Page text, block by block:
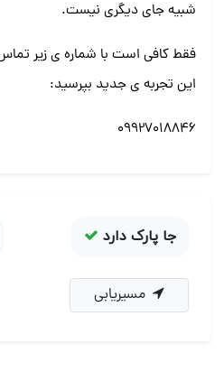
شبیه جای دیگری نیست.
فقط کافی است با شماره ی زیر تماس
این تجربه ی جدید بپرسید:
۰۹۹۲۷۰۱۸۸۴۶
جا پارک دارد
مسیریابی